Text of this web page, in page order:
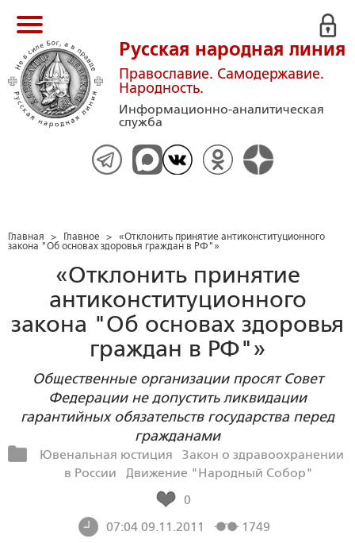
Русская народная линия
Православие. Самодержавие.
Народность.
Информационно-аналитическая
служба
Главная > Главное > «Отклонить принятие антиконституционного
закона "Об основах здоровья граждан в РФ"»
«Отклонить принятие
антиконституционного
закона "Об основах здоровья
граждан в РФ"»
Общественные организации просят Совет
Федерации не допустить ликвидации
гарантийных обязательств государства перед
гражданами
Ювенальная юстиция
Закон о здравоохранении
в России
Движение "Народный Собор"
0
07:04 09.11.2011
1749